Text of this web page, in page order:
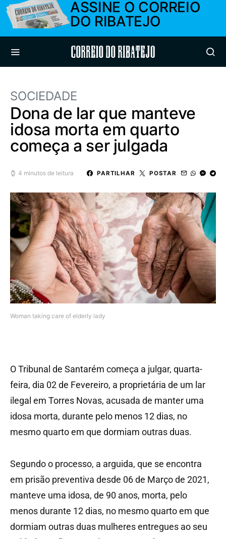
ASSINE O CORREIO
DO RIBATEJO
Correio do Ribatejo
SOCIEDADE
Dona de lar que manteve
idosa morta em quarto
começa a ser julgada
4 minutos de leitura PARTILHAR POSTAR
Woman taking care of elderly lady
O Tribunal de Santarém começa a julgar, quarta-
feira, dia 02 de Fevereiro, a proprietária de um lar
ilegal em Torres Novas, acusada de manter uma
idosa morta, durante pelo menos 12 dias, no
mesmo quarto em que dormiam outras duas.
Segundo o processo, a arguida, que se encontra
em prisão preventiva desde 06 de Março de 2021,
manteve uma idosa, de 90 anos, morta, pelo
menos durante 12 dias, no mesmo quarto em que
dormiam outras duas mulheres entregues ao seu